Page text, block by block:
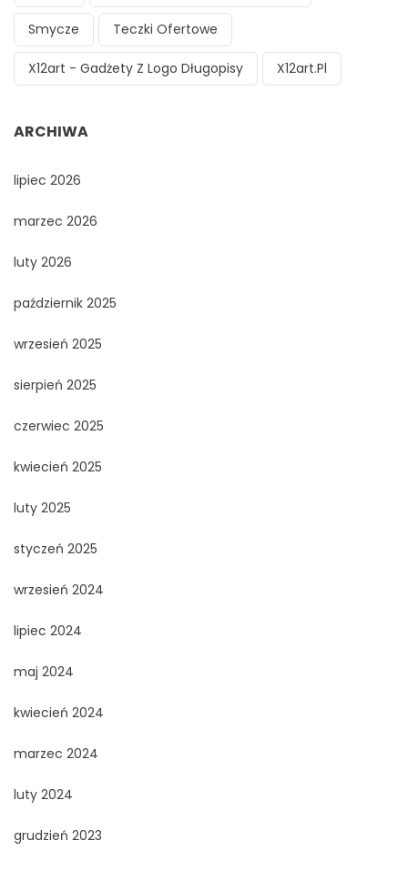
Smycze Teczki Ofertowe
X12art - Gadżety Z Logo Długopisy X12art.pl
ARCHIWA
lipiec 2026
marzec 2026
luty 2026
październik 2025
wrzesień 2025
sierpień 2025
czerwiec 2025
kwiecień 2025
luty 2025
styczeń 2025
wrzesień 2024
lipiec 2024
maj 2024
kwiecień 2024
marzec 2024
luty 2024
grudzień 2023